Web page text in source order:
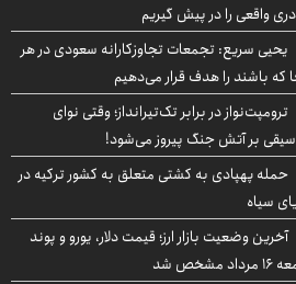
واقعی را در پیش گیریم
یحیی سریع: تجمعات تجاوزکارانه سعودی در هر
که باشند را هدف قرار می‌دهیم
ترومپت‌نواز در برابر تک‌تیرانداز؛ وقتی نوای
بر آتش جنگ پیروز می‌شود!
حمله پهپادی به کشتی متعلق به کشور ترکیه در
سیاه
آخرین وضعیت بازار ارز؛ قیمت دلار، یورو و پوند
مشخص شد